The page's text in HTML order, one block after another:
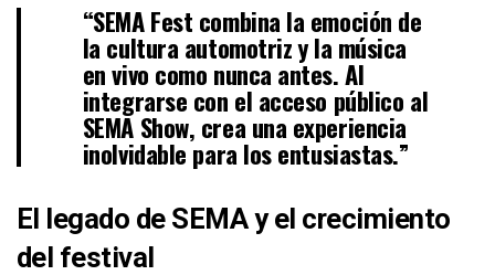
“SEMA Fest combina la emoción de
la cultura automotriz y la música
en vivo como nunca antes. Al
integrarse con el acceso público al
SEMA Show, crea una experiencia
inolvidable para los entusiastas.”
El legado de SEMA y el crecimiento
del festival